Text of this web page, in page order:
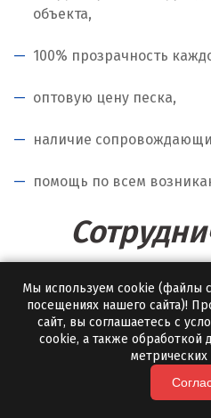
объекта,
100% прозрачность
оптовую цену песка,
наличие
помощь по всем
оптовыми
Оптовая продажа песка —
направлений, в которых
Мрамор». Мы предлагаем
натуральный песок
Мы используем cookie (файлы
посещениях нашего сайта)!
сайт, вы соглашаетесь с
cookie, а также обработкой